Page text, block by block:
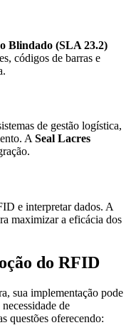
Blindado (SLA 23.2)
códigos de barras e
de gestão logística,
A Seal Lacres
e interpretar dados. A
maximizar a eficácia dos
do RFID
sua implementação pode
de
questões oferecendo: